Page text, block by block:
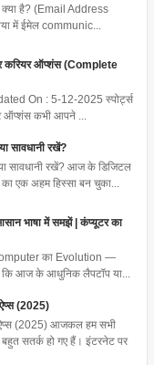
है? (Email Address
में ईमेल communic...
करियर ऑप्शंस (Complete
On : 5-12-2025 स्पोर्ट्स
ऑप्शंस कभी आपने ...
सावधानी रखें?
सावधानी रखें? आज के डिजिटल
एक अहम हिस्सा बन चुका...
भाषा में समझें | कंप्यूटर का
का Evolution —
कि आज के आधुनिक लैपटॉप या...
(2025)
(2025) आजकल हम सभी
सतर्क हो गए हैं। इंटरनेट पर